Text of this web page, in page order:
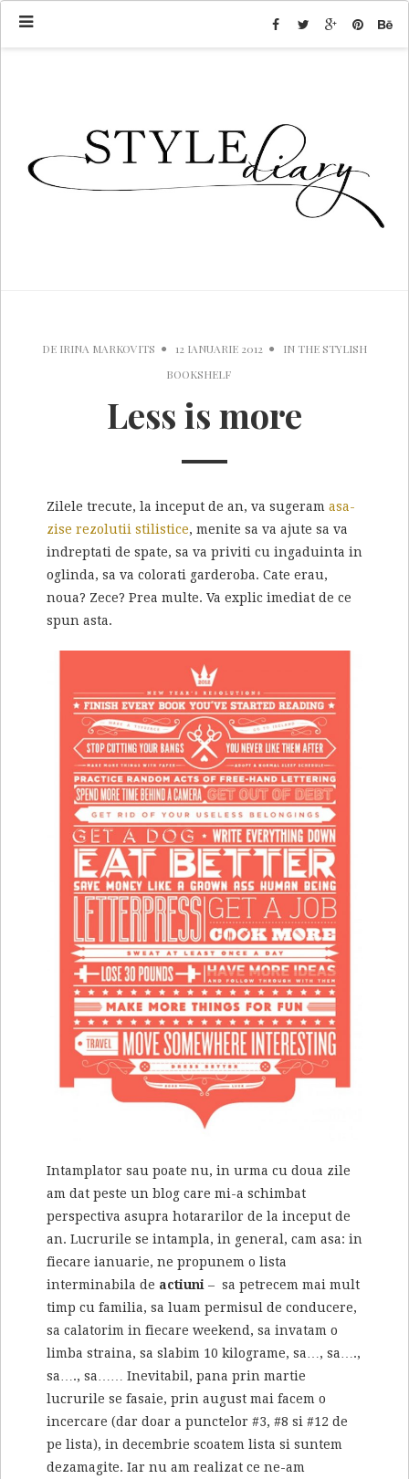
DE IRINA MARKOVITS 12 IANUARIE 2012 INTHE STYLISH
BOOKSHELF
Less is more
Zilele trecute, la inceput de an, va sugeram asa-
zise rezolutii stilistice, menite sa va ajute sa va
indreptati de spate, sa va priviti cu ingaduinta in
oglinda, sa va colorati garderoba. Cate erau,
noua? Zece? Prea multe. Va explic imediat de ce
spun asta.
Intamplator sau poate nu, in urma cu doua zile
am dat peste un blog care mi-a schimbat
perspectiva asupra hotararilor de la inceput de
an. Lucrurile se intampla, in general, cam asa: in
fiecare ianuarie, ne propunem o lista
interminabila de actiuni – sa petrecem mai mult
timp cu familia, sa luam permisul de conducere,
sa calatorim in fiecare weekend, sa invatam o
limba straina, sa slabim 10 kilograme, sa…, sa….,
sa…., sa…… Inevitabil, pana prin martie
lucrurile se fasaie, prin august mai facem o
incercare (dar doar a punctelor #3, #8 si #12 de
pe lista), in decembrie scoatem lista si suntem
dezamagite. Iar nu am realizat ce ne-am